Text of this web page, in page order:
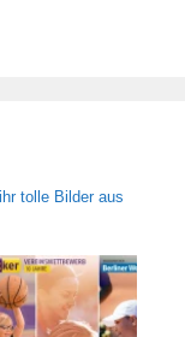
tolle Bilder aus